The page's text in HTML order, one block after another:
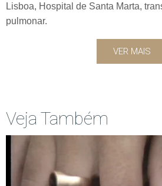
Lisboa, Hospital de Santa Marta,
pulmonar.
VER MAIS
Veja Também